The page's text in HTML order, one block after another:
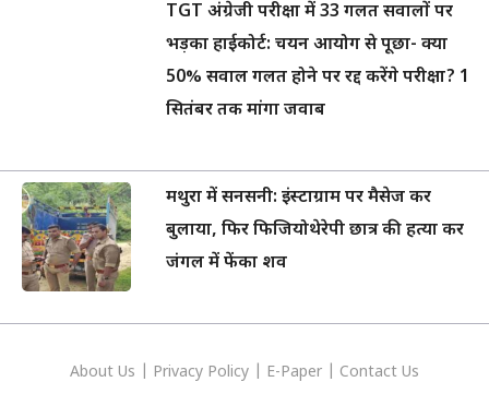
TGT अंग्रेजी परीक्षा में 33 गलत सवालों पर
भड़का हाईकोर्ट: चयन आयोग से पूछा- क्या
50% सवाल गलत होने पर रद्द करेंगे परीक्षा? 1
सितंबर तक मांगा जवाब
मथुरा में सनसनी: इंस्टाग्राम पर मैसेज कर
बुलाया, फिर फिजियोथेरेपी छात्र की हत्या कर
जंगल में फेंका शव
About Us Privacy Policy E-Paper Contact Us